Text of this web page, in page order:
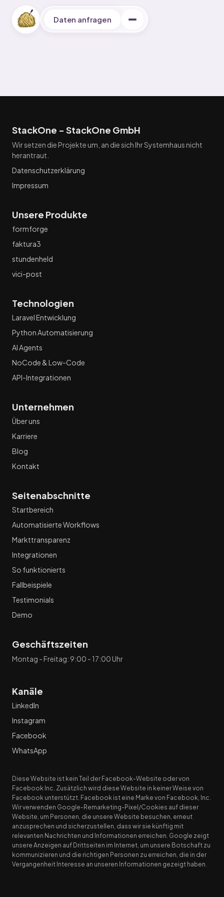
Daten anfragen
Partnerprogramm
1000 Unternehmen Infos
100 kostenlose Leads
Blog 2
Maerkte strukturiert analysieren statt Leads jagen
Zeitinvestment fuer Leads
Recherche automatisieren
Markttransparenz
Leadlisten im Enterprise Vertrieb
Datenaufbereitung fuer Manda Unternehmen
Lead Intelligence and Market Transparency Engine
Solution Modules
StackOne - StackOne GmbH
Wir setzen die Projekte um, an die sich Ihr Systemhaus nicht
herantraut.
Datenschutzerklärung
Impressum
Unsere Produkte
formforge
faktura3
stundenheld
vici-post
Technologien
Laravel Entwicklung
Python Automatisierung
AI Agents
NoCode & Low-Code
API-Integrationen
Unternehmen
Über uns
Karriere
Blog
Kontakt
Seitenabschnitte
Startbereich
Automatisierte Workflows
Markttransparenz
Integrationen
So funktionierts
Fallbeispiele
Testimonials
Demo
Geschäftszeiten
Montag - Freitag: 9:00 - 17:00 Uhr
Kanäle
LinkedIn
Instagram
Facebook
WhatsApp
Diese Website ist kein Teil der Facebook-Website oder von
Facebook Inc. Zusätzlich wird diese Website in keiner Weise von
Facebook unterstützt. Facebook ist eine Marke von Facebook, Inc.
Wir verwenden Google-Remarketing-Pixel/Cookies auf dieser
Website, um Personen, die unsere Website besuchen, erneut
anzusprechen und sicherzustellen, dass wir sie künftig mit
relevanten Nachrichten und Informationen erreichen. Google zeigt
unsere Anzeigen auf Drittseiten im Internet, um unsere Botschaft zu
kommunizieren und die richtigen Personen zu erreichen, die in der
Vergangenheit Interesse an unseren Informationen gezeigt haben.